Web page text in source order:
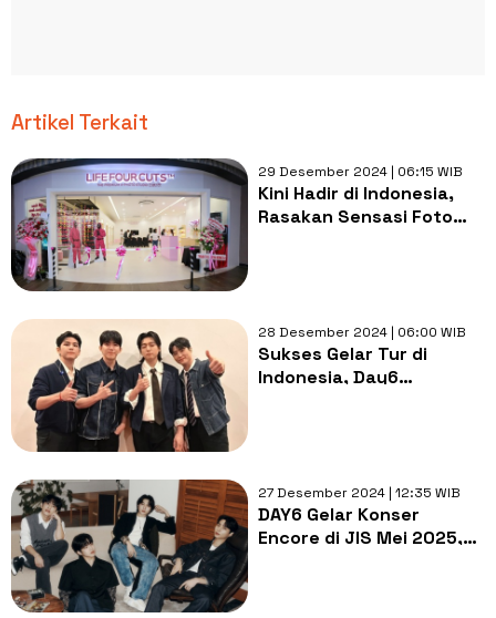
Artikel Terkait
29 Desember 2024 | 06:15 WIB
Kini Hadir di Indonesia,
Rasakan Sensasi Foto
28 Desember 2024 | 06:00 WIB
Sukses Gelar Tur di
Indonesia, Day6
27 Desember 2024 | 12:35 WIB
DAY6 Gelar Konser
Encore di JIS Mei 2025,